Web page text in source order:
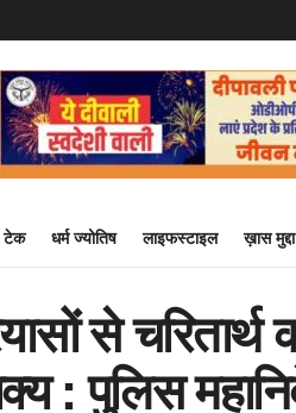
टेक धर्म ज्योतिष लाइफस्टाइल ख़ास मुद्दा
से चरितार्थ
: पुलिस